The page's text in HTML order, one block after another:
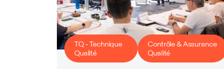
TQ - Technique
Qualité
Contrôle & Assurance
Qualité